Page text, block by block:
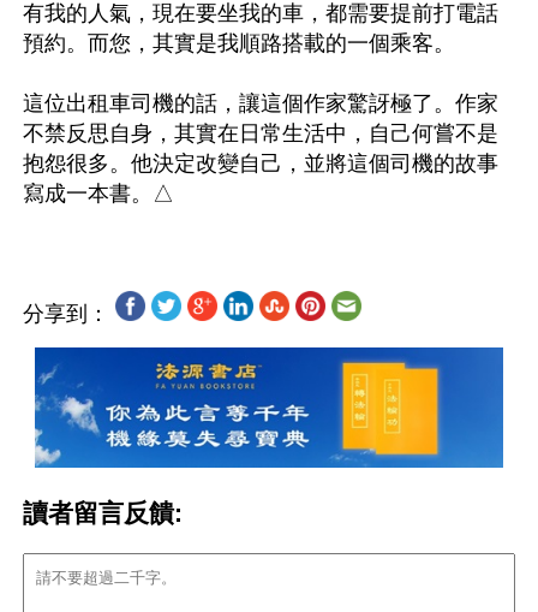
有我的人氣，現在要坐我的車，都需要提前打電話
預約。而您，其實是我順路搭載的一個乘客。
這位出租車司機的話，讓這個作家驚訝極了。作家
不禁反思自身，其實在日常生活中，自己何嘗不是
抱怨很多。他決定改變自己，並將這個司機的故事
分享到：
讀者留言反饋: